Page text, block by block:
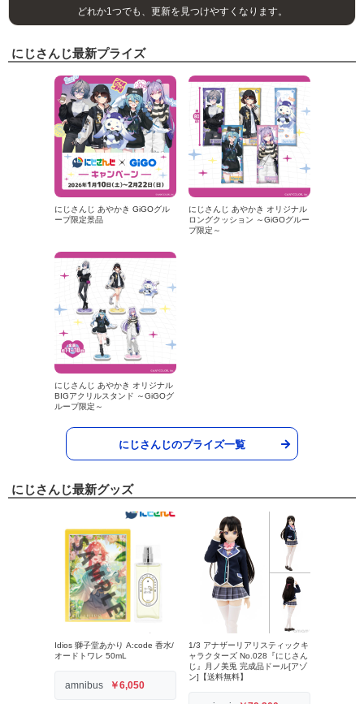
どれか1つでも、更新を見つけやすくなります。
にじさんじ最新プライズ
にじさんじ あやかき GiGOグル
ープ限定景品
にじさんじ あやかき オリジナル
ロングクッション ～GiGOグルー
プ限定～
にじさんじ あやかき オリジナル
BIGアクリルスタンド ～GiGOグ
ループ限定～
にじさんじのプライズ一覧
にじさんじ最新グッズ
Idios 獅子堂あかり A:code 香水/
オードトワレ 50mL
amnibus ￥6,050
1/3 アナザーリアリスティックキ
ャラクターズ No.028『にじさん
じ』月ノ美兎 完成品ドール[アゾ
ン]【送料無料】